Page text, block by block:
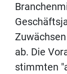
ab. Die
stimmten